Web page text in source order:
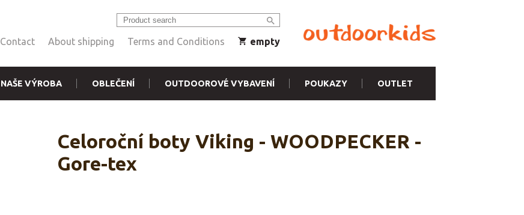
Contact About shipping Terms and Conditions empty
NAŠE VÝROBA OBLEČENÍ OUTDOOROVÉ VYBAVENÍ POUKAZY OUTLET
Celoroční boty Viking - WOODPECKER -
Gore-tex